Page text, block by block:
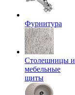
Фурнитура
Столешницы и
мебельные
щиты